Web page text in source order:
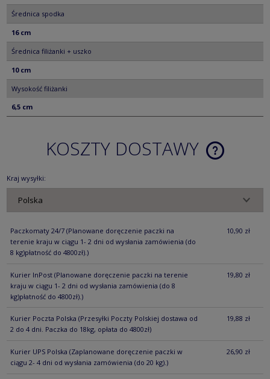
Średnica spodka
16 cm
Średnica filiżanki + uszko
10 cm
Wysokość filiżanki
6,5 cm
KOSZTY DOSTAWY
CENA NIE
Kraj wysyłki:
Paczkomaty 24/7 (Planowane doręczenie paczki na
terenie kraju w ciągu 1- 2 dni od wysłania zamówienia (do
8 kg)płatność do 4800zł).)
10,90 zł
Kurier InPost (Planowane doręczenie paczki na terenie
kraju w ciągu 1- 2 dni od wysłania zamówienia (do 8
kg)płatność do 4800zł).)
19,80 zł
Kurier Poczta Polska (Przesyłki Poczty Polskiej dostawa od
2 do 4 dni. Paczka do 18kg, opłata do 4800zł)
19,88 zł
Kurier UPS Polska (Zaplanowane doręczenie paczki w
ciągu 2- 4 dni od wysłania zamówienia (do 20 kg).)
26,90 zł